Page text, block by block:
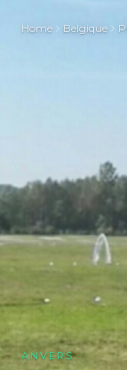
Home Belgique
ANVERS